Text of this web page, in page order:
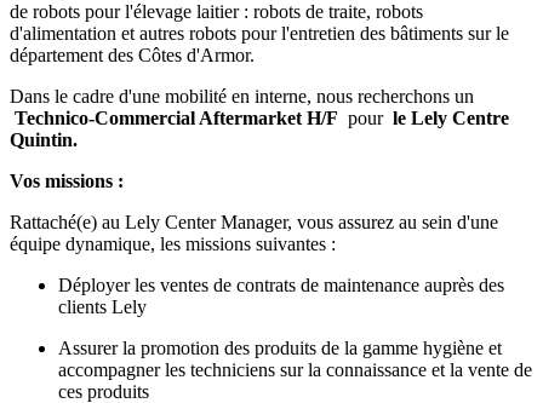
de robots pour l'élevage laitier : robots de traite, robots
d'alimentation et autres robots pour l'entretien des bâtiments sur le
département des Côtes d'Armor.
Dans le cadre d'une mobilité en interne, nous recherchons un
Technico-Commercial Aftermarket H/F pour le Lely Centre
Quintin.
Vos missions :
Rattaché(e) au Lely Center Manager, vous assurez au sein d'une
équipe dynamique, les missions suivantes :
Déployer les ventes de contrats de maintenance auprès des
clients Lely
Assurer la promotion des produits de la gamme hygiène et
accompagner les techniciens sur la connaissance et la vente de
ces produits